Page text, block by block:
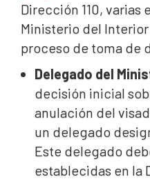
Dirección 110,
Ministerio del
proceso de toma de
Delegado del
decisión inicial
anulación del
un delegado
Este delegado
establecidas en la